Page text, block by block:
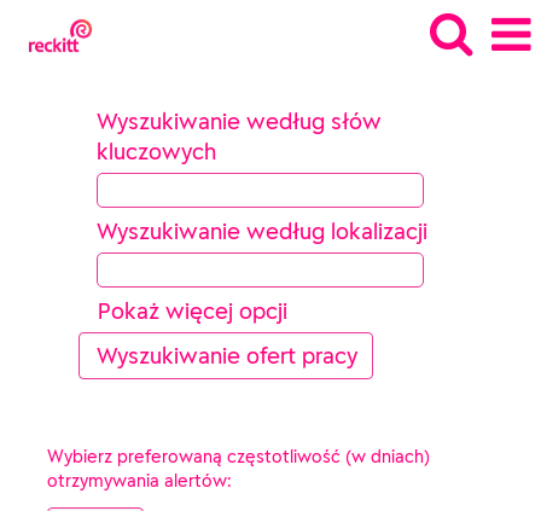
Wyszukiwanie według słów
kluczowych
Wyszukiwanie według lokalizacji
Pokaż więcej opcji
Wybierz preferowaną częstotliwość (w dniach)
otrzymywania alertów: